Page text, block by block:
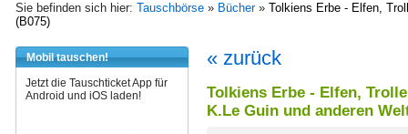
Sie befinden sich hier: Tauschbörse » Bücher» Tolkiens Erbe - Elfen,
(B075)
Mobil tauschen!
Jetzt die Tauschticket App für
Android und iOS laden!
« zurück
Tolkiens Erbe - Elfen,
K.Le Guin und anderen